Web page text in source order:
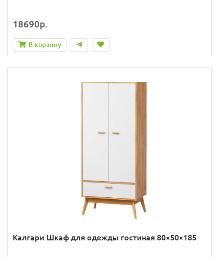
18690р.
В корзину
Калгари Шкаф для одежды гостиная 80×50×185